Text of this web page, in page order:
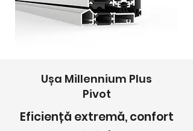
Ușa Millennium Plus
Pivot
Eficiență extremă, confort